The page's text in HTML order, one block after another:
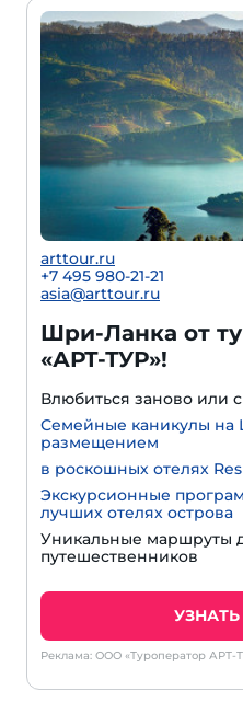
arttour.ru
+7 495 980-21-21
asia@arttour.ru
Шри-Ланка от
«АРТ-ТУР»!
Влюбиться заново или
Семейные каникулы на
размещением
в роскошных отелях
Экскурсионные
лучших отелях острова
Уникальные маршруты
путешественников
Реклама: ООО «Туроператор АРТ-